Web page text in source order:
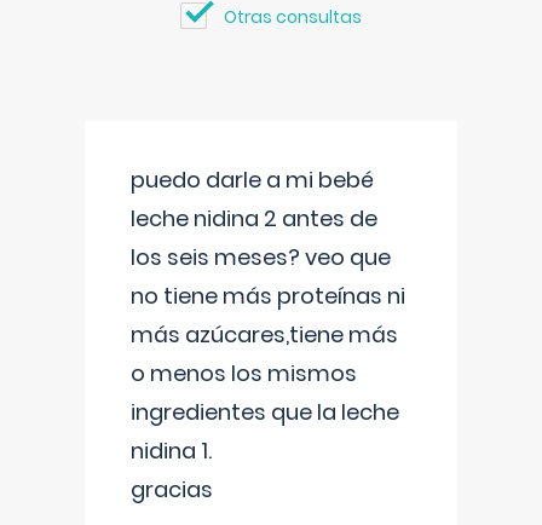
Otras consultas
puedo darle a mi bebé
leche nidina 2 antes de
los seis meses? veo que
no tiene más proteínas ni
más azúcares,tiene más
o menos los mismos
ingredientes que la leche
nidina 1.
gracias